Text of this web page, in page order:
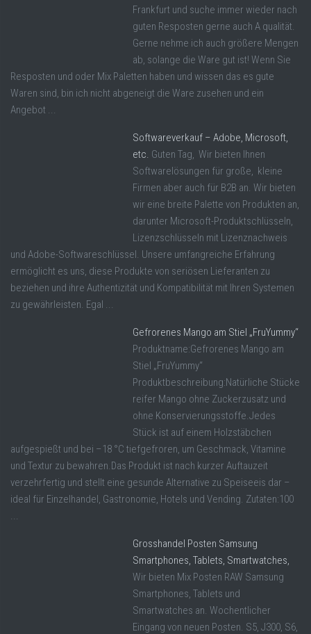
Frankfurt und suche immer wieder nach
guten Resposten gerne auch A qualität.
Gerne nehme ich auch größere Mengen
ab, solange die Ware gut ist! Wenn Sie
Resposten und oder Mix Paletten haben und wissen das es gute
Waren sind, bin ich nicht abgeneigt die Ware zusehen und ein
Angebot ...
Softwareverkauf – Adobe, Microsoft,
etc. Guten Tag, Wir bieten Ihnen
Softwarelösungen für große, kleine
Firmen aber auch für B2B an. Wir bieten
wir eine breite Palette von Produkten an,
darunter Microsoft-Produktschlüsseln,
Lizenzschlüsseln mit Lizenznachweis
und Adobe-Softwareschlüssel. Unsere umfangreiche Erfahrung
ermöglicht es uns, diese Produkte von seriösen Lieferanten zu
beziehen und ihre Authentizität und Kompatibilität mit Ihren Systemen
zu gewährleisten. Egal ...
Gefrorenes Mango am Stiel „FruYummy“
Produktname:Gefrorenes Mango am
Stiel „FruYummy“
Produktbeschreibung:Natürliche Stücke
reifer Mango ohne Zuckerzusatz und
ohne Konservierungsstoffe.Jedes
Stück ist auf einem Holzstäbchen
aufgespießt und bei –18 °C tiefgefroren, um Geschmack, Vitamine
und Textur zu bewahren.Das Produkt ist nach kurzer Auftauzeit
verzehrfertig und stellt eine gesunde Alternative zu Speiseeis dar –
ideal für Einzelhandel, Gastronomie, Hotels und Vending. Zutaten:100
...
Grosshandel Posten Samsung
Smartphones, Tablets, Smartwatches,
Wir bieten Mix Posten RAW Samsung
Smartphones, Tablets und
Smartwatches an. Wochentlicher
Eingang von neuen Posten. S5, J300, S6,